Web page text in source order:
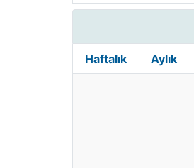
Haftalık Aylık